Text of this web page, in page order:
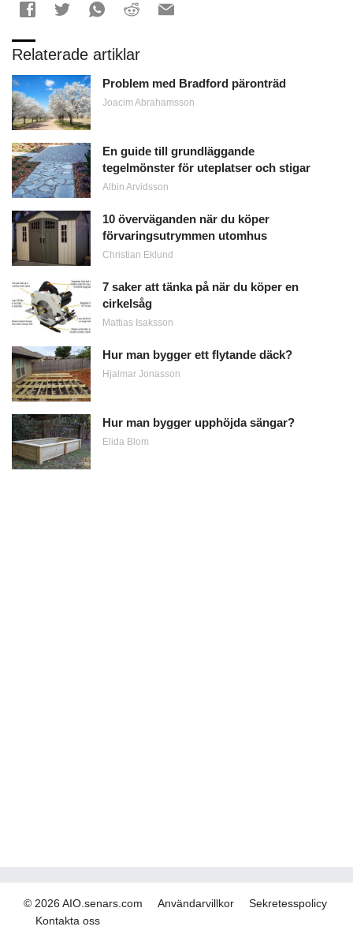
Relaterade artiklar
Problem med Bradford päronträd
Joacim Abrahamsson
En guide till grundläggande
tegelmönster för uteplatser och stigar
Albin Arvidsson
10 överväganden när du köper
förvaringsutrymmen utomhus
Christian Eklund
7 saker att tänka på när du köper en
cirkelsåg
Mattias Isaksson
Hur man bygger ett flytande däck?
Hjalmar Jonasson
Hur man bygger upphöjda sängar?
Elida Blom
© 2026 AIO.senars.com Användarvillkor
Sekretesspolicy
Kontakta oss